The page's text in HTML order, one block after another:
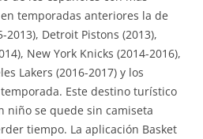
temporadas anteriores la de
2013), Detroit Pistons (2013),
New York Knicks (2014-2016),
Lakers (2016-2017) y los
Este destino turístico
niño se quede sin camiseta
tiempo. La aplicación Basket